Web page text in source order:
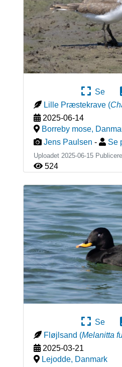
Se
Lille Præstekrave (
2025-06-14
Borreby mose,
Jens Paulsen - Se
Uploadet 2025-06-15
524
Se
Fløjlsand (Melanitta
2025-03-21
Lejodde, Danmark